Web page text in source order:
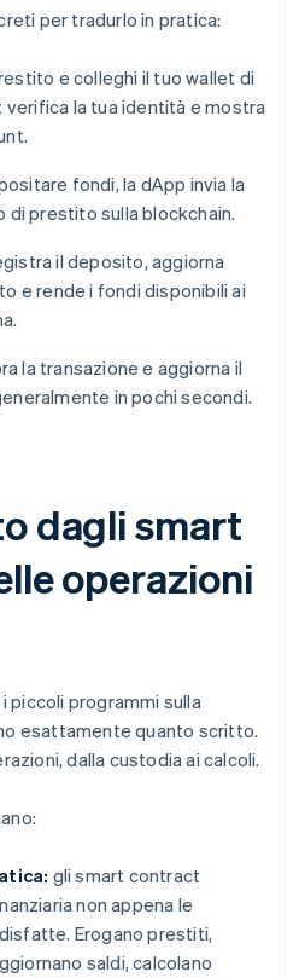
per tradurlo in pratica:
e colleghi il tuo wallet di
verifica la tua identità e mostra
fondi, la dApp invia la
prestito sulla blockchain.
il deposito, aggiorna
e rende i fondi disponibili ai
la transazione e aggiorna il
in pochi secondi.
dagli smart
operazioni
piccoli programmi sulla
esattamente quanto scritto.
dalla custodia ai calcoli.
gli smart contract
non appena le
Erogano prestiti,
saldi, calcolano